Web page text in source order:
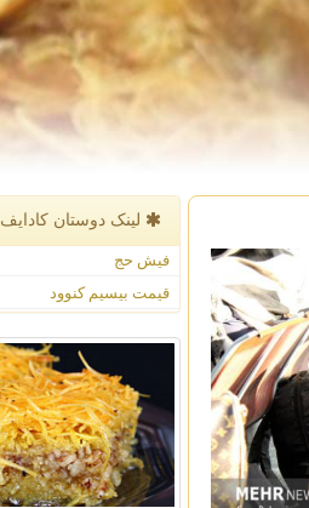
لینک دوستان كادایف
فیش حج
قیمت بیسیم کنوود